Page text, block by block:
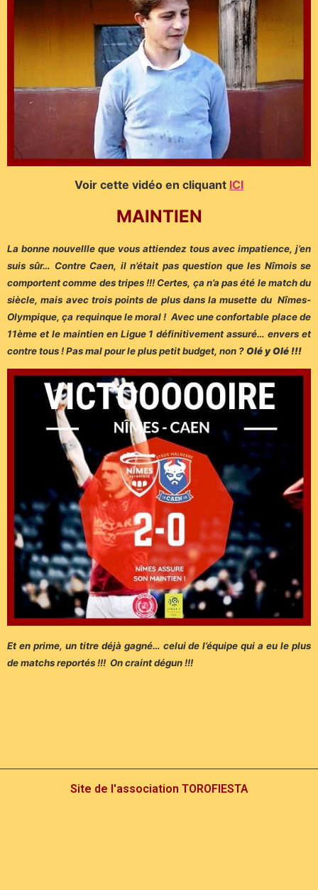
Voir cette vidéo en cliquant ICI
MAINTIEN
La bonne nouvellle que vous attiendez tous avec impatience, j’en
suis sûr… Contre Caen, il n’était pas question que les Nîmois se
comportent comme des tripes !!! Certes, ça n’a pas été le match du
siècle, mais avec trois points de plus dans la musette du Nîmes-
Olympique, ça requinque le moral ! Avec une confortable place de
11ème et le maintien en Ligue 1 définitivement assuré… envers et
contre tous ! Pas mal pour le plus petit budget, non ?Olé y Olé !!!
Et en prime, un titre déjà gagné… celui de l’équipe qui a eu le plus
de matchs reportés !!! On craint dégun !!!
Site de l'association TOROFIESTA